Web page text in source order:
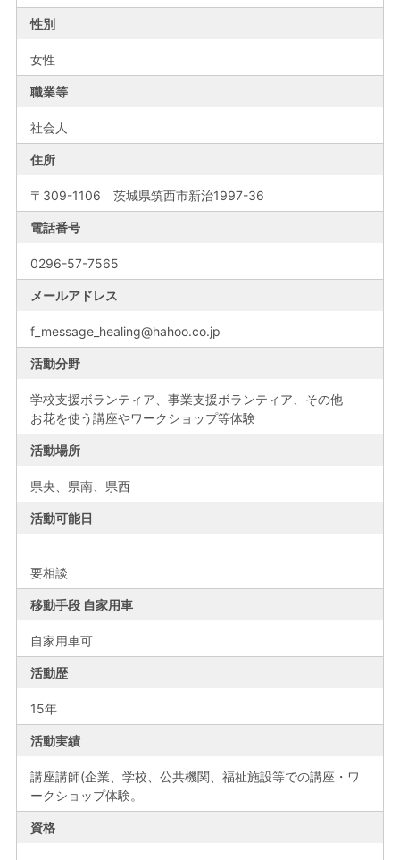
性別
女性
職業等
社会人
住所
〒309-1106 茨城県筑西市新治1997-36
電話番号
0296-57-7565
メールアドレス
f_message_healing@hahoo.co.jp
活動分野
学校支援ボランティア、事業支援ボランティア、その他
お花を使う講座やワークショップ等体験
活動場所
県央、 県南、 県西
活動可能日
要相談
移動手段 自家用車
自家用車可
活動歴
15年
活動実績
講座講師(企業、学校、公共機関、福祉施設等での講座・ワ
ークショップ体験。
資格